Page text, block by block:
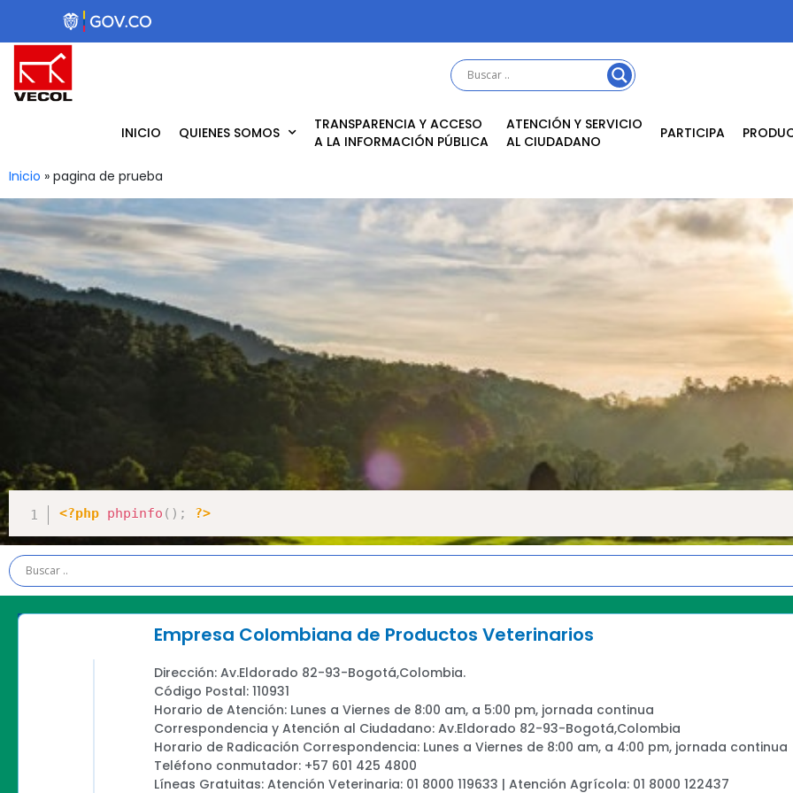
contenido
INICIO QUIENES SOMOS
TRANSPARENCIA Y ACCESO
A LA INFORMACIÓN PÚBLICA
ATENCIÓN Y SERVICIO
AL CIUDADANO
PARTICIPA
Inicio » pagina de prueba
<?php phpinfo ( ) ; ?>
Empresa Colombiana de Productos Veterinarios
Dirección: Av.Eldorado 82-93-Bogotá,Colombia.
Código Postal: 110931
Horario de Atención: Lunes a Viernes de 8:00 am, a 5:00 pm, jornada continua
Correspondencia y Atención al Ciudadano: Av.Eldorado 82-93-Bogotá,Colombia
Horario de Radicación Correspondencia: Lunes a Viernes de 8:00 am, a 4:00 pm, jornada continua
Teléfono conmutador: +57 601 425 4800
Líneas Gratuitas: Atención Veterinaria: 01 8000 119633 | Atención Agrícola: 01 8000 122437